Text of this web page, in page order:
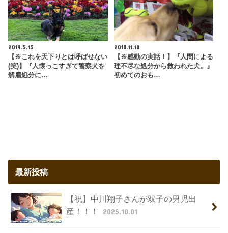
2019.5.15
【※これを天下りとは呼ばせない
(笑)】『人懐っこすぎて警察犬を
解雇処分に…
2018.11.18
【※感動の実話！】『人間による
理不尽な処分から救われた犬。』
初めてのおも…
最新投稿
【祝】中川翔子さんが双子の男児出
産！！！
2025.10.01